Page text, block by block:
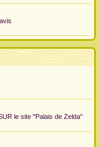
le site "Palais de Zelda"